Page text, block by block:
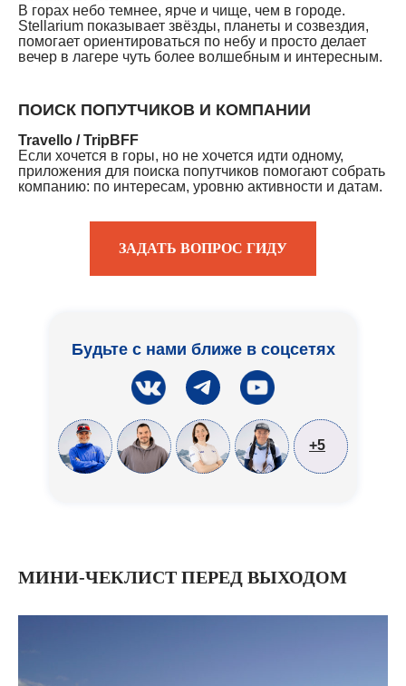
В горах небо темнее, ярче и чище, чем в городе.
Stellarium показывает звёзды, планеты и созвездия,
помогает ориентироваться по небу и просто делает
вечер в лагере чуть более волшебным и интересным.
ПОИСК ПОПУТЧИКОВ И КОМПАНИИ
Travello / TripBFF
Если хочется в горы, но не хочется идти одному,
приложения для поиска попутчиков помогают собрать
компанию: по интересам, уровню активности и датам.
ЗАДАТЬ ВОПРОС ГИДУ
Будьте с нами ближе в соцсетях
+5
МИНИ-ЧЕКЛИСТ ПЕРЕД ВЫХОДОМ